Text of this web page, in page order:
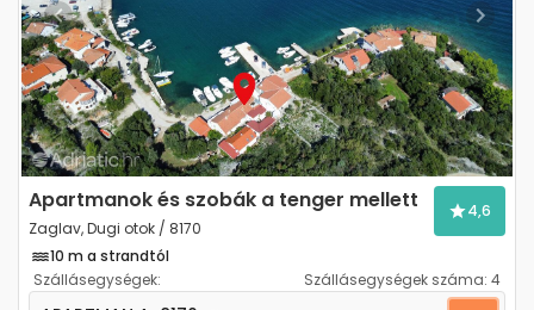
Previous Next
Apartmanok és szobák a tenger mellett
Zaglav, Dugi otok / 8170
4,6
10 m a strandtól
Szállásegységek:
Szállásegységek száma: 4
Kétszobás apartman Zaglav, Dugi otok A-8170-a